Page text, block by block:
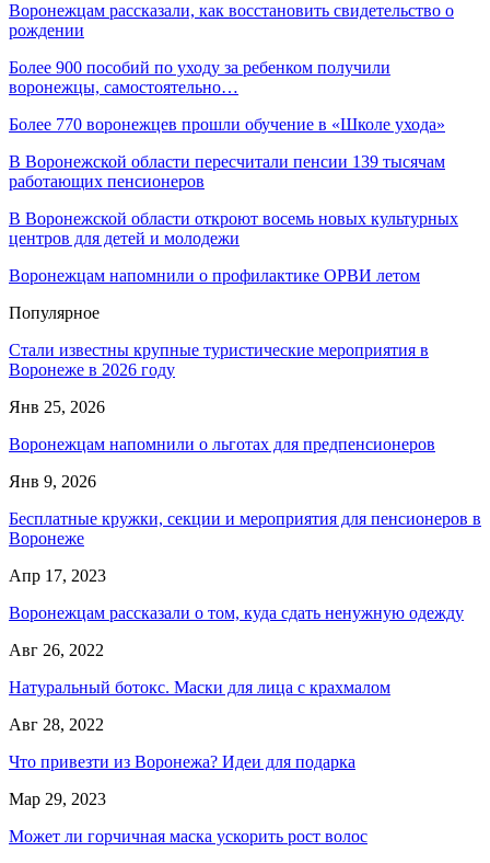
Воронежцам рассказали, как восстановить свидетельство о
рождении
Более 900 пособий по уходу за ребенком получили
воронежцы, самостоятельно…
Более 770 воронежцев прошли обучение в «Школе ухода»
В Воронежской области пересчитали пенсии 139 тысячам
работающих пенсионеров
В Воронежской области откроют восемь новых культурных
центров для детей и молодежи
Воронежцам напомнили о профилактике ОРВИ летом
Популярное
Стали известны крупные туристические мероприятия в
Воронеже в 2026 году
Янв 25, 2026
Воронежцам напомнили о льготах для предпенсионеров
Янв 9, 2026
Бесплатные кружки, секции и мероприятия для пенсионеров в
Воронеже
Апр 17, 2023
Воронежцам рассказали о том, куда сдать ненужную одежду
Авг 26, 2022
Натуральный ботокс. Маски для лица с крахмалом
Авг 28, 2022
Что привезти из Воронежа? Идеи для подарка
Мар 29, 2023
Может ли горчичная маска ускорить рост волос